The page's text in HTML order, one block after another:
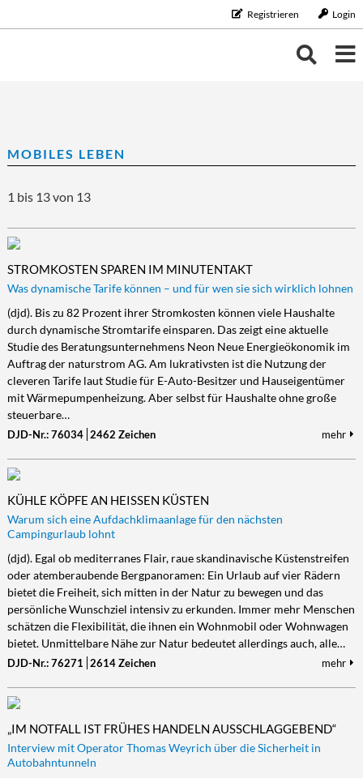
Registrieren Login
BILDUNG/BERUF
Aus-/Weiterbildung
Karriere
Ernährung
Diät/Gesunde Ernährung
FAMILIE/HAUSHALT
Familie/Haushalt
Tiere
GELD
Vorsorge/Versicherung
Wirtschaft/Recht
Gesundheit
Gesundheit/Vitalität
Vorsorge
Zahngesundheit
LEBENSART
Lebensart
Beauty
Freizeit
Kultur/Literatur
Soziales/Umwelt
Sport
Wellness
MOBILES LEBEN
Mobiles Leben
Auto/Motorrad
Fahrrad/E-Bike
REISE/TOURISTIK
Reise/Touristik
Landschaft/Berge
Städte/Kultur
Weitere Reisethemen
RUND UMS HAUS
Rund ums Haus
Garten
Haus
Ratgeber
TECHNIK
Technik
Hardware/Software
Kommunikation/Internet
MOBILES LEBEN
1 bis 13 von 13
STROMKOSTEN SPAREN IM MINUTENTAKT
Was dynamische Tarife können – und für wen sie sich wirklich lohnen
(djd). Bis zu 82 Prozent ihrer Stromkosten können viele Haushalte
durch dynamische Stromtarife einsparen. Das zeigt eine aktuelle
Studie des Beratungsunternehmens Neon Neue Energieökonomik im
Auftrag der naturstrom AG. Am lukrativsten ist die Nutzung der
cleveren Tarife laut Studie für E-Auto-Besitzer und Hauseigentümer
mit Wärmepumpenheizung. Aber selbst für Haushalte ohne große
steuerbare…
DJD-Nr.: 76034 2462 Zeichen mehr
KÜHLE KÖPFE AN HEISSEN KÜSTEN
Warum sich eine Aufdachklimaanlage für den nächsten
Campingurlaub lohnt
(djd). Egal ob mediterranes Flair, raue skandinavische Küstenstreifen
oder atemberaubende Bergpanoramen: Ein Urlaub auf vier Rädern
bietet die Freiheit, sich mitten in der Natur zu bewegen und das
persönliche Wunschziel intensiv zu erkunden. Immer mehr Menschen
schätzen die Flexibilität, die ihnen ein Wohnmobil oder Wohnwagen
bietet. Unmittelbare Nähe zur Natur bedeutet allerdings auch, alle…
DJD-Nr.: 76271 2614 Zeichen mehr
„IM NOTFALL IST FRÜHES HANDELN AUSSCHLAGGEBEND“
Interview mit Operator Thomas Weyrich über die Sicherheit in
Autobahntunneln